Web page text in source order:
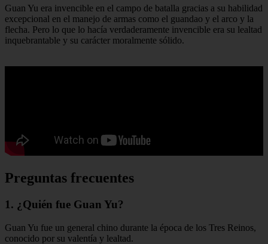
Guan Yu era invencible en el campo de batalla gracias a su habilidad
excepcional en el manejo de armas como el guandao y el arco y la
flecha. Pero lo que lo hacía verdaderamente invencible era su lealtad
inquebrantable y su carácter moralmente sólido.
Preguntas frecuentes
1. ¿Quién fue Guan Yu?
Guan Yu fue un general chino durante la época de los Tres Reinos,
conocido por su valentía y lealtad.